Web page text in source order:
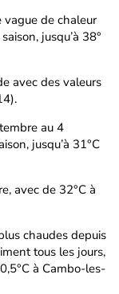
vague de chaleur
jusqu’à 38°
avec des valeurs
au 4
jusqu’à 31°C
avec de 32°C à
chaudes depuis
tous les jours,
à Cambo-les-